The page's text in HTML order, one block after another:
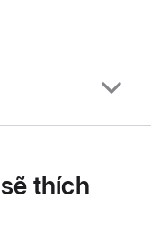
thích